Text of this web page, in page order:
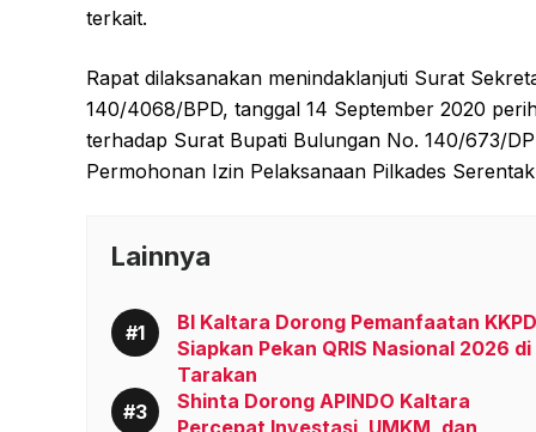
terkait.
Rapat dilaksanakan menindaklanjuti Surat
140/4068/BPD, tanggal 14 September 2020
terhadap Surat Bupati Bulungan No. 140/673/
Permohonan Izin Pelaksanaan Pilkades
Lainnya
BI Kaltara Dorong Pemanfaatan
Siapkan Pekan QRIS Nasional 2026 di
Tarakan
Shinta Dorong APINDO Kaltara
Percepat Investasi, UMKM, dan